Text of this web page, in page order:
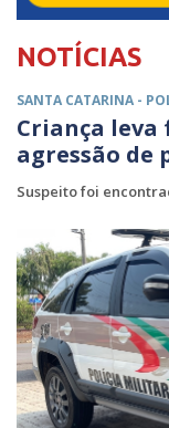
NOTÍCIAS
SANTA CATARINA -
Criança
agressão de
Suspeito foi